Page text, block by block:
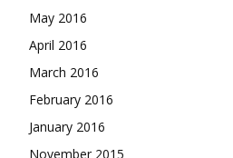
May 2016
April 2016
March 2016
February 2016
January 2016
November 2015